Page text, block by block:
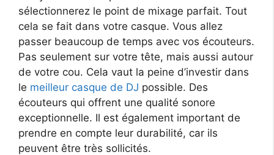
sélectionnerez le point de mixage parfait. Tout
cela se fait dans votre casque. Vous allez
passer beaucoup de temps avec vos écouteurs.
Pas seulement sur votre tête, mais aussi autour
de votre cou. Cela vaut la peine d’investir dans
le meilleur casque de DJ possible. Des
écouteurs qui offrent une qualité sonore
exceptionnelle. Il est également important de
prendre en compte leur durabilité, car ils
peuvent être très sollicités.